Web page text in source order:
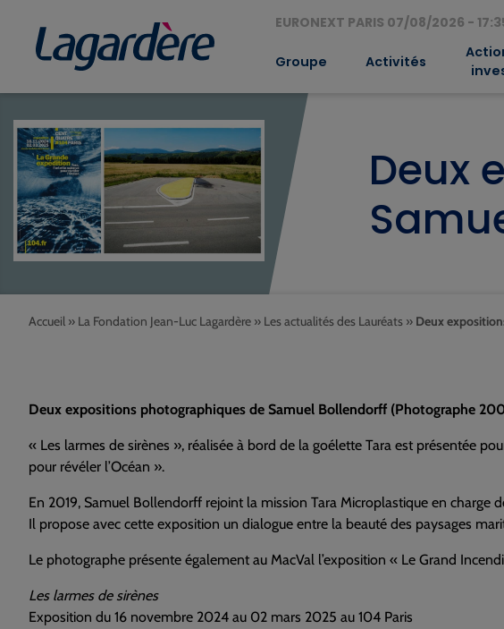
EURONEXT PARIS 07/08/2026 -
Groupe Activités
Deux
Accueil » La Fondation Jean-Luc Lagardère » Les actualités des Lauréats » Deux
Deux expositions photographiques de Samuel Bollendorff (Photographe
« Les larmes de sirènes », réalisée à bord de la goélette Tara est présentée
pour révéler l’Océan ».
En 2019, Samuel Bollendorff rejoint la mission Tara Microplastique en
Il propose avec cette exposition un dialogue entre la beauté des paysages
Le photographe présente également au MacVal l’exposition « Le Grand
Les larmes de sirènes
Exposition du 16 novembre 2024 au 02 mars 2025 au 104 Paris